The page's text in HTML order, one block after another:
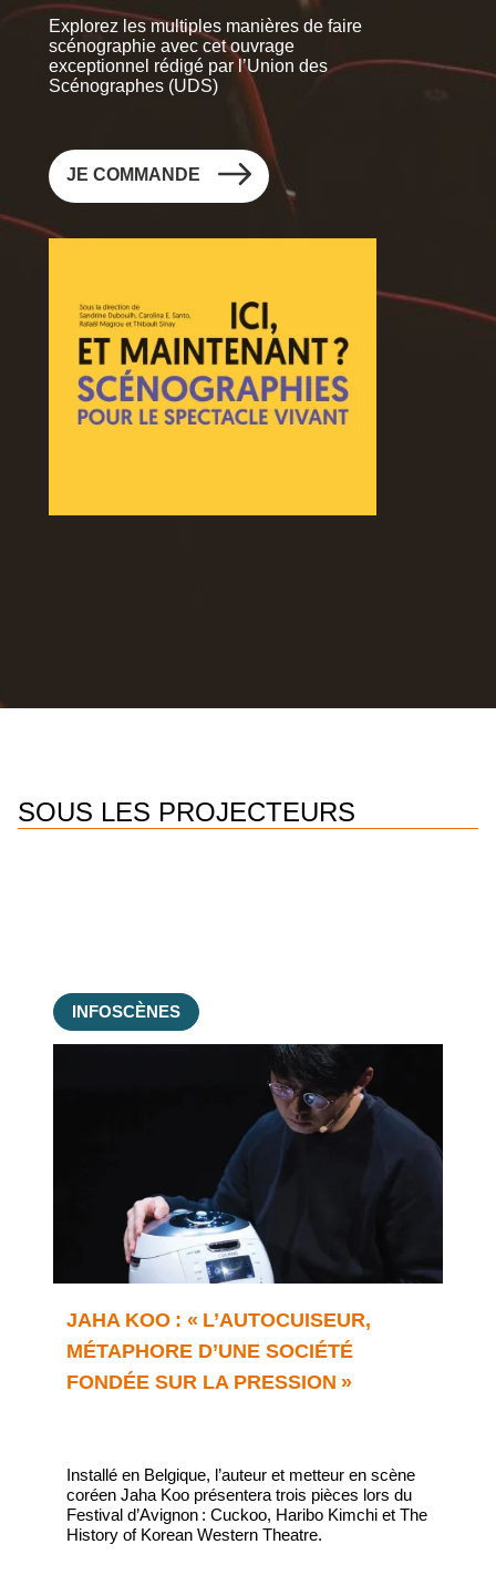
Explorez les multiples manières de faire
scénographie avec cet ouvrage
exceptionnel rédigé par l’Union des
Scénographes (UDS)
JE COMMANDE
SOUS LES PROJECTEURS
INFOSCÈNES
JAHA KOO : « L’AUTOCUISEUR,
MÉTAPHORE D’UNE SOCIÉTÉ
FONDÉE SUR LA PRESSION »
Installé en Belgique, l’auteur et metteur en scène
coréen Jaha Koo présentera trois pièces lors du
Festival d’Avignon : Cuckoo, Haribo Kimchi et The
History of Korean Western Theatre.